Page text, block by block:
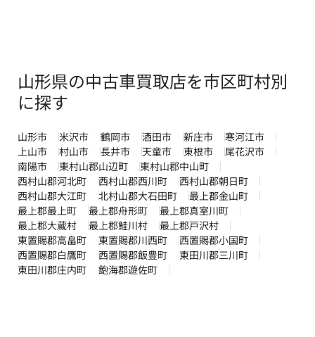
山形県の中古車買取店を市区町村別
に探す
山形市 米沢市 鶴岡市 酒田市 新庄市
寒河江市
上山市
村山市 長井市 天童市 東根市
尾花沢市
南陽市
東村山郡山辺町
東村山郡中山町
西村山郡河北町
西村山郡西川町
西村山郡朝日町
西村山郡大江町
北村山郡大石田町
最上郡金山町
最上郡最上町
最上郡舟形町
最上郡真室川町
最上郡大蔵村
最上郡鮭川村
最上郡戸沢村
東置賜郡高畠町
東置賜郡川西町
西置賜郡小国町
西置賜郡白鷹町
西置賜郡飯豊町
東田川郡三川町
東田川郡庄内町
飽海郡遊佐町